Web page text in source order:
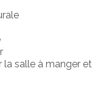
la salle à manger et